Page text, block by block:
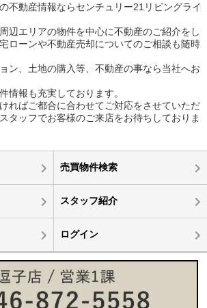
不動産情報ならセンチュリー21リビングライ
辺エリアの物件を中心に不動産のご紹介をし
ローンや不動産売却についてのご相談も随時
ン、土地の購入等、不動産の事なら当社へお
情報も充実しております。
ればご都合に合わせてご対応をさせていただ
タッフでお客様のご来店をお待ちしておりま
売買物件検索
スタッフ紹介
ログイン